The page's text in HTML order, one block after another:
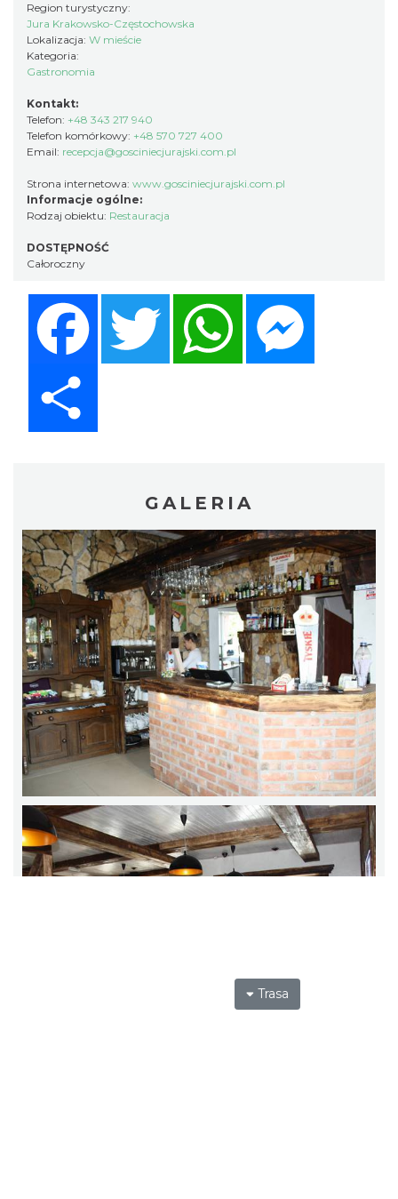
Region turystyczny:
Jura Krakowsko-Częstochowska
Lokalizacja: W mieście
Kategoria:
Gastronomia
Kontakt:
Telefon: +48 343 217 940
Telefon komórkowy: +48 570 727 400
Email: recepcja@gosciniecjurajski.com.pl
Strona internetowa: www.gosciniecjurajski.com.pl
Informacje ogólne:
Rodzaj obiektu: Restauracja
DOSTĘPNOŚĆ
Całoroczny
Twitter WhatsApp
GALERIA
Trasa